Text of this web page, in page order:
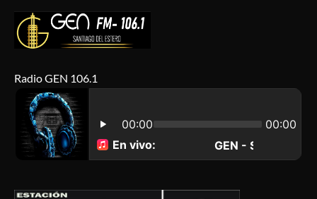
Radio GEN 106.1